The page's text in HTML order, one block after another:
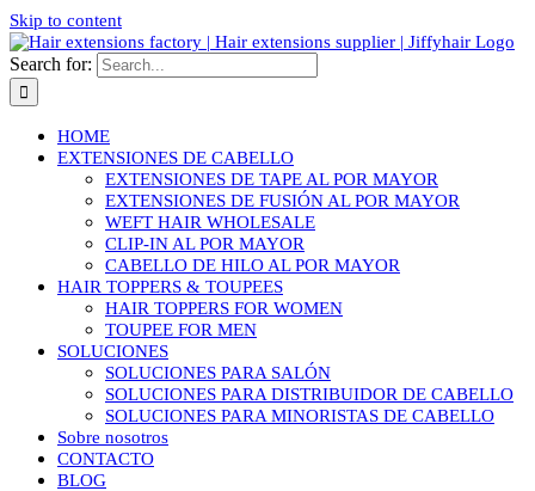
Skip to content
Search for:
HOME
EXTENSIONES DE CABELLO
EXTENSIONES DE TAPE AL POR MAYOR
EXTENSIONES DE FUSIÓN AL POR MAYOR
WEFT HAIR WHOLESALE
CLIP-IN AL POR MAYOR
CABELLO DE HILO AL POR MAYOR
HAIR TOPPERS & TOUPEES
HAIR TOPPERS FOR WOMEN
TOUPEE FOR MEN
SOLUCIONES
SOLUCIONES PARA SALÓN
SOLUCIONES PARA DISTRIBUIDOR DE CABELLO
SOLUCIONES PARA MINORISTAS DE CABELLO
Sobre nosotros
CONTACTO
BLOG